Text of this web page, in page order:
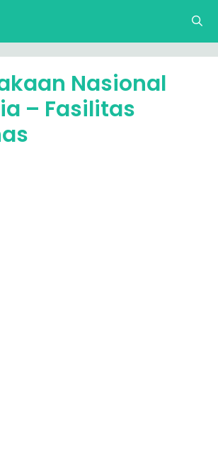
Nasional
– Fasilitas